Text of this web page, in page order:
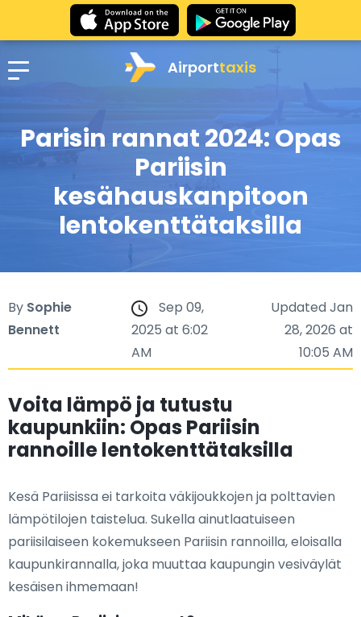
Airporttaxis
Parisin rannat 2024: Opas
Pariisin
kesähauskanpitoon
lentokenttätaksilla
By Sophie
Bennett
Sep 09,
2025 at 6:02
AM
Updated Jan
28, 2026 at
10:05 AM
Voita lämpö ja tutustu
kaupunkiin: Opas Pariisin
rannoille lentokenttätaksilla
Kesä Pariisissa ei tarkoita väkijoukkojen ja polttavien
lämpötilojen taistelua. Sukella ainutlaatuiseen
pariisilaiseen kokemukseen Pariisin rannoilla, eloisalla
kaupunkirannalla, joka muuttaa kaupungin vesiväylät
kesäisen ihmemaan!